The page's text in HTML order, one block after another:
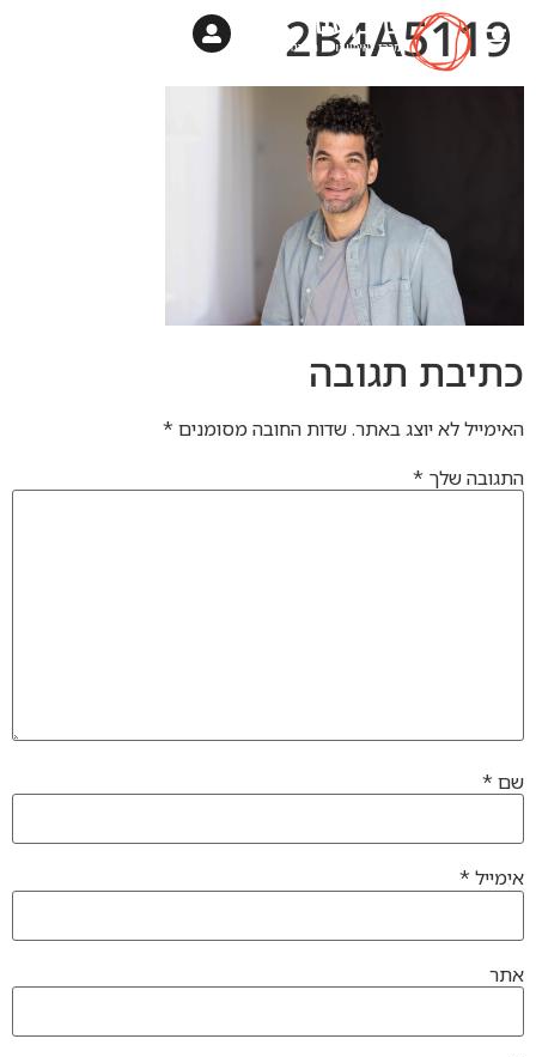
2B4A5119
כתיבת תגובה
האימייל לא יוצג באתר.שדות החובה מסומנים *
התגובה שלך *
שם *
אימייל *
אתר